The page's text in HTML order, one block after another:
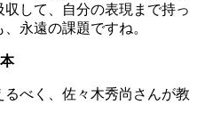
して、自分の表現まで持っ
永遠の課題ですね。
べく、佐々木秀尚さんが教